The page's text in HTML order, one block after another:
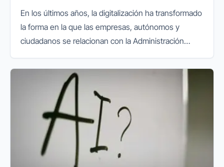
En los últimos años, la digitalización ha transformado
la forma en la que las empresas, autónomos y
ciudadanos se relacionan con la Administración
VeriFactu y las gestiones...